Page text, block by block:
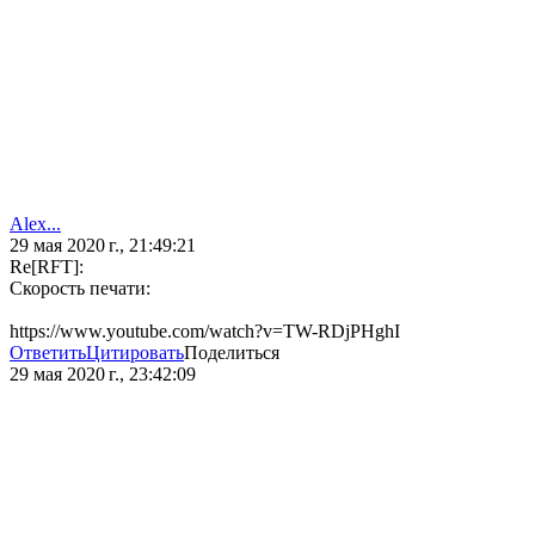
Alex...
29 мая 2020 г., 21:49:21
Re[RFT]:
Скорость печати:
https://www.youtube.com/watch?v=TW-RDjPHghI
ОтветитьЦитироватьПоделиться
29 мая 2020 г., 23:42:09